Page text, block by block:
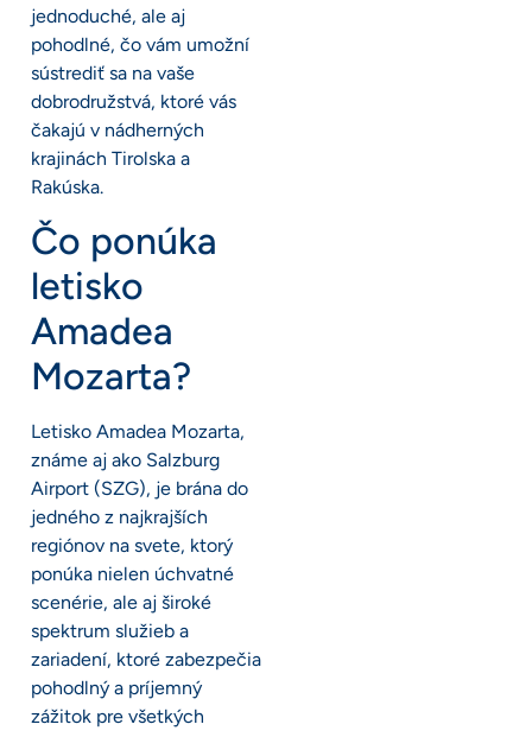
jednoduché, ale aj
pohodlné, čo vám umožní
sústrediť sa na vaše
dobrodružstvá, ktoré vás
čakajú v nádherných
krajinách Tirolska a
Rakúska.
Čo ponúka
letisko
Amadea
Mozarta?
Letisko Amadea Mozarta,
známe aj ako Salzburg
Airport (SZG), je brána do
jedného z najkrajších
regiónov na svete, ktorý
ponúka nielen úchvatné
scenérie, ale aj široké
spektrum služieb a
zariadení, ktoré zabezpečia
pohodlný a príjemný
zážitok pre všetkých